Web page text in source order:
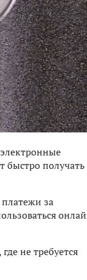
быстро получать
за
не требуется